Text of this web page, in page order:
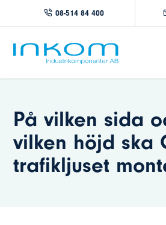
08-514 84 400
På vilken sida
vilken höjd ska
trafikljuset